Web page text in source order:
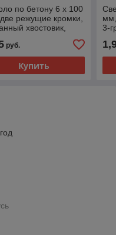
по бетону 6 х 100
режущие кромки,
хвостовик,
- 36-9-
руб.
Купить
3-